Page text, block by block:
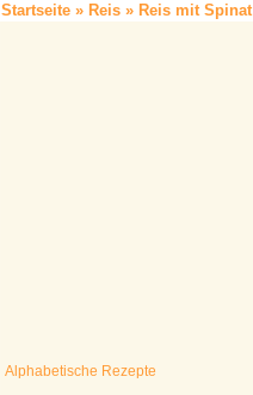
Startseite » Reis » Reis mit Spinat
Alphabetische Rezepte